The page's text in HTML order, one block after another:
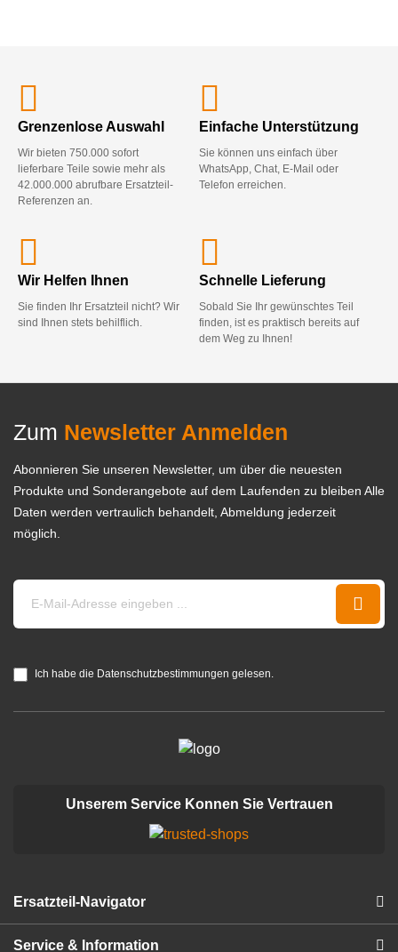
Grenzenlose Auswahl
Wir bieten 750.000 sofort
lieferbare Teile sowie mehr als
42.000.000 abrufbare Ersatzteil-
Referenzen an.
Einfache Unterstützung
Sie können uns einfach über
WhatsApp, Chat, E-Mail oder
Telefon erreichen.
Wir Helfen Ihnen
Sie finden Ihr Ersatzteil nicht? Wir
sind Ihnen stets behilflich.
Schnelle Lieferung
Sobald Sie Ihr gewünschtes Teil
finden, ist es praktisch bereits auf
dem Weg zu Ihnen!
Zum Newsletter Anmelden
Abonnieren Sie unseren Newsletter, um über die neuesten
Produkte und Sonderangebote auf dem Laufenden zu bleiben Alle
Daten werden vertraulich behandelt, Abmeldung jederzeit
möglich.
Ich habe die Datenschutzbestimmungen gelesen.
Unserem Service Konnen Sie Vertrauen
Ersatzteil-Navigator
Service & Information